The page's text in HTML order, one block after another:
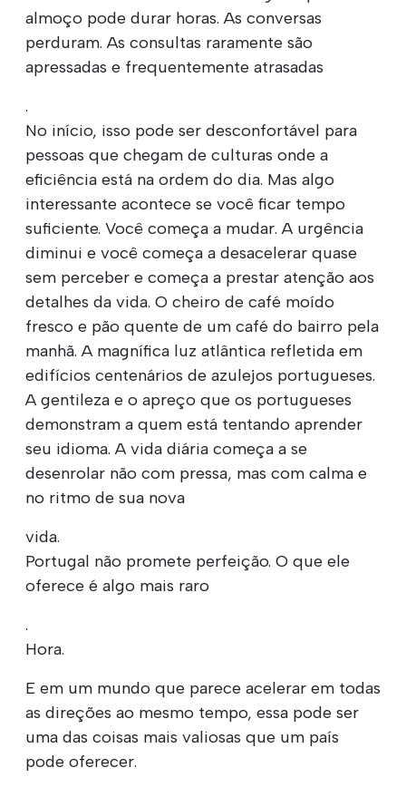
almoço pode durar horas. As conversas
perduram. As consultas raramente são
apressadas e frequentemente atrasadas
.
No início, isso pode ser desconfortável para
pessoas que chegam de culturas onde a
eficiência está na ordem do dia. Mas algo
interessante acontece se você ficar tempo
suficiente. Você começa a mudar. A urgência
diminui e você começa a desacelerar quase
sem perceber e começa a prestar atenção aos
detalhes da vida. O cheiro de café moído
fresco e pão quente de um café do bairro pela
manhã. A magnífica luz atlântica refletida em
edifícios centenários de azulejos portugueses.
A gentileza e o apreço que os portugueses
demonstram a quem está tentando aprender
seu idioma. A vida diária começa a se
desenrolar não com pressa, mas com calma e
no ritmo de sua nova
vida.
Portugal não promete perfeição. O que ele
oferece é algo mais raro
.
Hora.
E em um mundo que parece acelerar em todas
as direções ao mesmo tempo, essa pode ser
uma das coisas mais valiosas que um país
pode oferecer.